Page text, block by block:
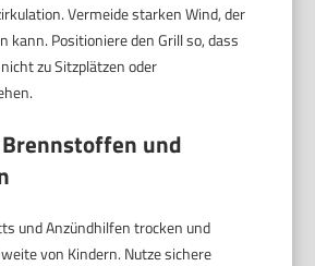
Vermeide starken Wind, der
kann. Positioniere den Grill so, dass
zu Sitzplätzen oder
und
und Anzündhilfen trocken und
von Kindern. Nutze sichere